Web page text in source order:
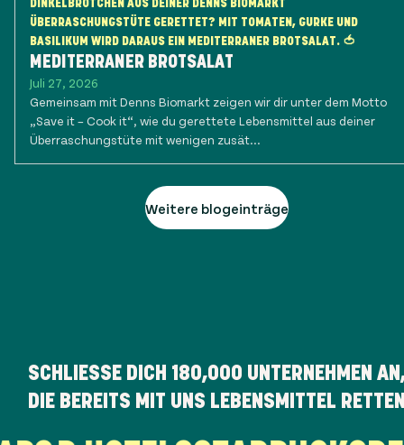
DINKELBRÖTCHEN AUS DEINER DENNS BIOMARKT
ÜBERRASCHUNGSTÜTE GERETTET? MIT TOMATEN, GURKE UND
BASILIKUM WIRD DARAUS EIN MEDITERRANER BROTSALAT. 🍅
MEDITERRANER BROTSALAT
Juli 27, 2026
Gemeinsam mit Denns Biomarkt zeigen wir dir unter dem Motto
„Save it – Cook it“, wie du gerettete Lebensmittel aus deiner
Überraschungstüte mit wenigen zusät...
Weitere blogeinträge
SCHLIESSE DICH 180,000 UNTERNEHMEN
DIE BEREITS MIT UNS LEBENSMITTEL